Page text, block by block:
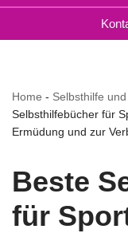
Home - Selbsthilfe
Selbsthilfebücher für
Ermüdung und zur
Beste
für